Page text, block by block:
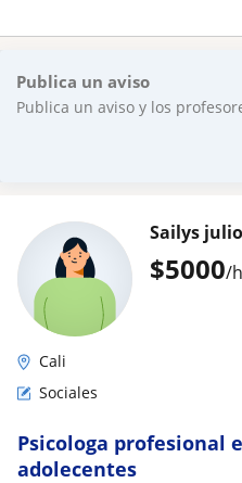
Publica un aviso
Publica un aviso y los
$5000/h
Sailys julio
Cali
Sociales
Psicologa profesional
adolecentes